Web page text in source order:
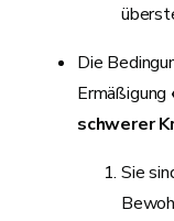
Die
Ermäßigung
schwerer
Sie